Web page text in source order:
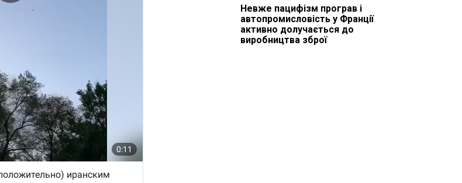
Невже пацифізм програв і
автопромисловість у Франції
активно долучається до
виробництва зброї